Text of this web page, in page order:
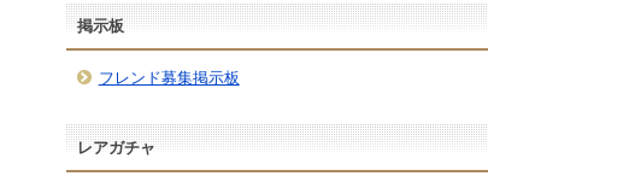
掲示板
フレンド募集掲示板
レアガチャ